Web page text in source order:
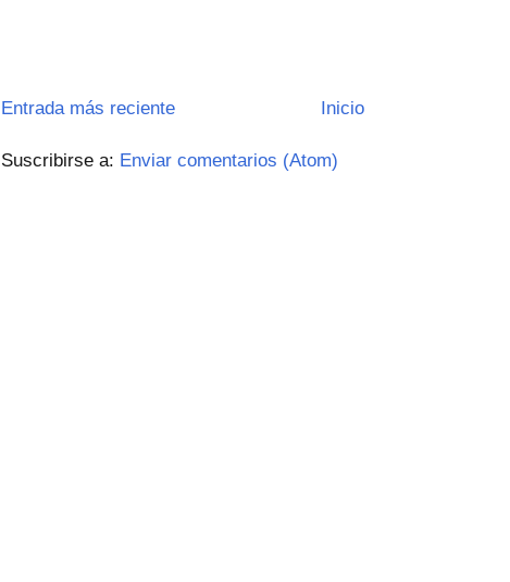
Entrada más reciente Inicio
Suscribirse a: Enviar comentarios (Atom)